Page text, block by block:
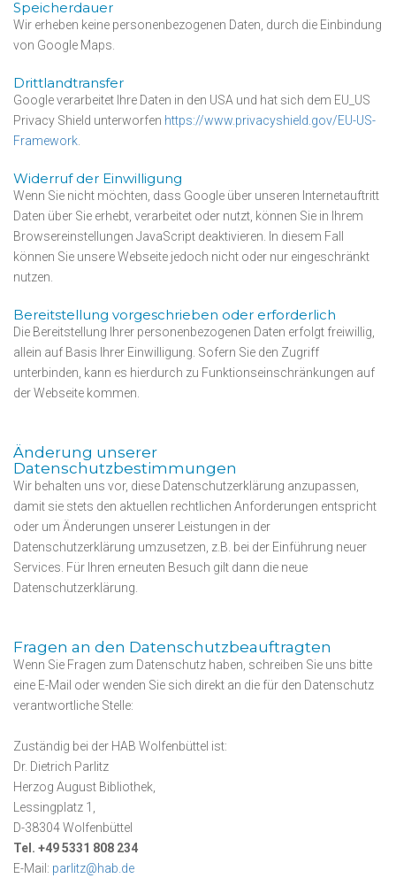
Speicherdauer
Wir erheben keine personenbezogenen Daten, durch die Einbindung
von Google Maps.
Drittlandtransfer
Google verarbeitet Ihre Daten in den USA und hat sich dem EU_US
Privacy Shield unterworfen https://www.privacyshield.gov/EU-US-
Framework
Widerruf der Einwilligung
Wenn Sie nicht möchten, dass Google über unseren Internetauftritt
Daten über Sie erhebt, verarbeitet oder nutzt, können Sie in Ihrem
Browsereinstellungen JavaScript deaktivieren. In diesem Fall
können Sie unsere Webseite jedoch nicht oder nur eingeschränkt
nutzen.
Bereitstellung vorgeschrieben oder erforderlich
Die Bereitstellung Ihrer personenbezogenen Daten erfolgt freiwillig,
allein auf Basis Ihrer Einwilligung. Sofern Sie den Zugriff
unterbinden, kann es hierdurch zu Funktionseinschränkungen auf
der Webseite kommen.
Änderung unserer
Datenschutzbestimmungen
Wir behalten uns vor, diese Datenschutzerklärung anzupassen,
damit sie stets den aktuellen rechtlichen Anforderungen entspricht
oder um Änderungen unserer Leistungen in der
Datenschutzerklärung umzusetzen, z.B. bei der Einführung neuer
Services. Für Ihren erneuten Besuch gilt dann die neue
Datenschutzerklärung.
Fragen an den Datenschutzbeauftragten
Wenn Sie Fragen zum Datenschutz haben, schreiben Sie uns bitte
eine E-Mail oder wenden Sie sich direkt an die für den Datenschutz
verantwortliche Stelle:
Zuständig bei der HAB Wolfenbüttel ist:
Dr. Dietrich Parlitz
Herzog August Bibliothek,
Lessingplatz 1,
D-38304 Wolfenbüttel
Tel. +49 5331 808 234
E-Mail: parlitz@hab.de